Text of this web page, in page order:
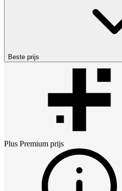
Beste prijs
Plus Premium prijs